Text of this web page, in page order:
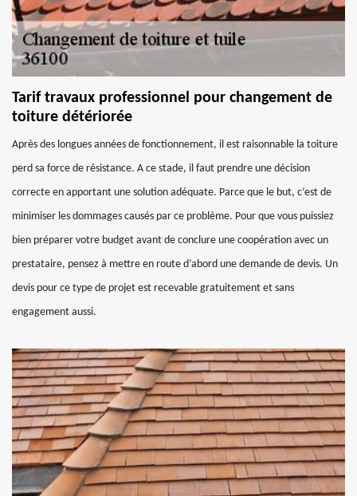
Tarif travaux professionnel pour changement de
toiture détériorée
Après des longues années de fonctionnement, il est raisonnable la toiture
perd sa force de résistance. A ce stade, il faut prendre une décision
correcte en apportant une solution adéquate. Parce que le but, c’est de
minimiser les dommages causés par ce problème. Pour que vous puissiez
bien préparer votre budget avant de conclure une coopération avec un
prestataire, pensez à mettre en route d’abord une demande de devis. Un
devis pour ce type de projet est recevable gratuitement et sans
engagement aussi.